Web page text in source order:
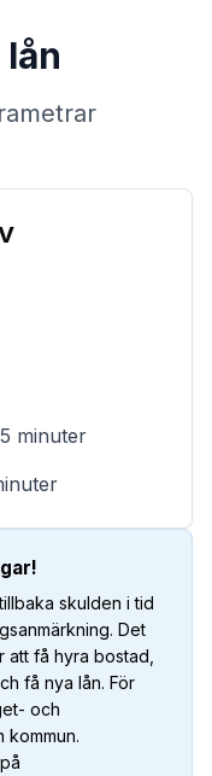
lån
minuter
skulden i tid
Det
att få hyra bostad,
få nya lån. För
och
kommun.